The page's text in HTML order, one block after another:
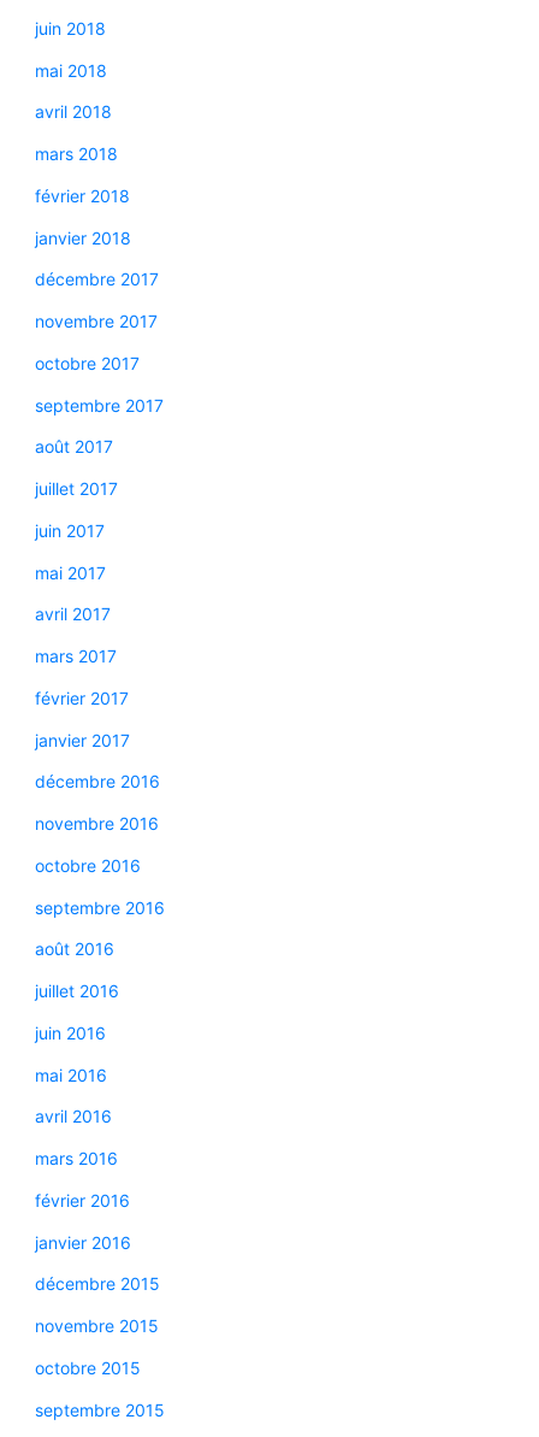
juin 2018
mai 2018
avril 2018
mars 2018
février 2018
janvier 2018
décembre 2017
novembre 2017
octobre 2017
septembre 2017
août 2017
juillet 2017
juin 2017
mai 2017
avril 2017
mars 2017
février 2017
janvier 2017
décembre 2016
novembre 2016
octobre 2016
septembre 2016
août 2016
juillet 2016
juin 2016
mai 2016
avril 2016
mars 2016
février 2016
janvier 2016
décembre 2015
novembre 2015
octobre 2015
septembre 2015